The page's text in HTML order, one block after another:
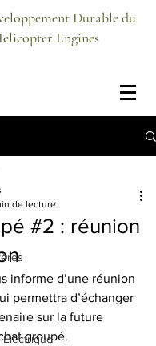
Durable du
Engines
Electrique
#2 : réunion
de lecture
informe d’une réunion
permettra d’échanger
sur la future
groupé.